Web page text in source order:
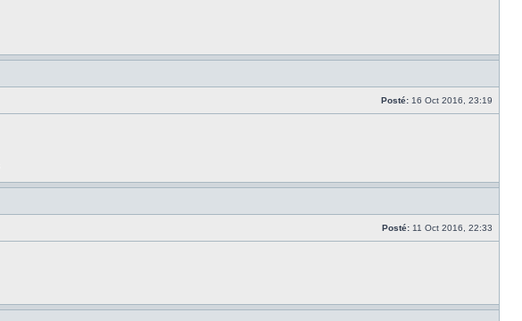
Posté: 16 Oct 2016, 23:19
Posté: 11 Oct 2016, 22:33